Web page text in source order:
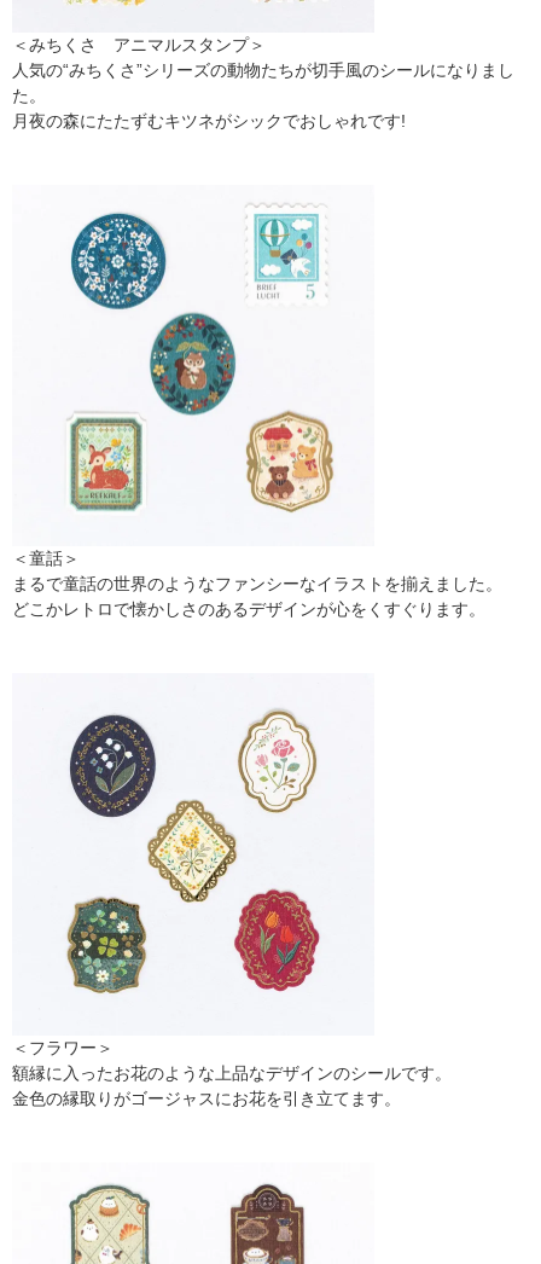
＜みちくさ アニマルスタンプ＞
人気の“みちくさ”シリーズの動物たちが切手風のシールになりまし
た。
月夜の森にたたずむキツネがシックでおしゃれです!
＜童話＞
まるで童話の世界のようなファンシーなイラストを揃えました。
どこかレトロで懐かしさのあるデザインが心をくすぐります。
＜フラワー＞
額縁に入ったお花のような上品なデザインのシールです。
金色の縁取りがゴージャスにお花を引き立てます。